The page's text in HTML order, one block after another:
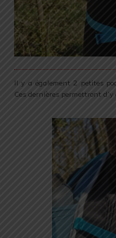
Il y a également 2 petites
Ces dernières permettront